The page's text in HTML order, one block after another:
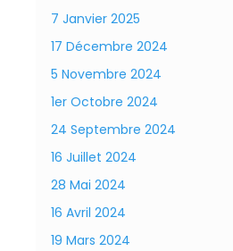
7 Janvier 2025
17 Décembre 2024
5 Novembre 2024
1er Octobre 2024
24 Septembre 2024
16 Juillet 2024
28 Mai 2024
16 Avril 2024
19 Mars 2024